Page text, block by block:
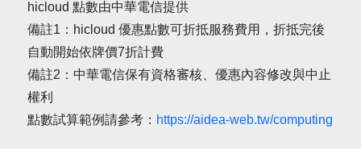
hicloud 點數由中華電信提供
備註1：hicloud 優惠點數可折抵服務費用，折抵完後
自動開始依牌價7折計費
備註2：中華電信保有資格審核、優惠內容修改與中止
權利
點數試算範例請參考： https://aidea-web.tw/computing